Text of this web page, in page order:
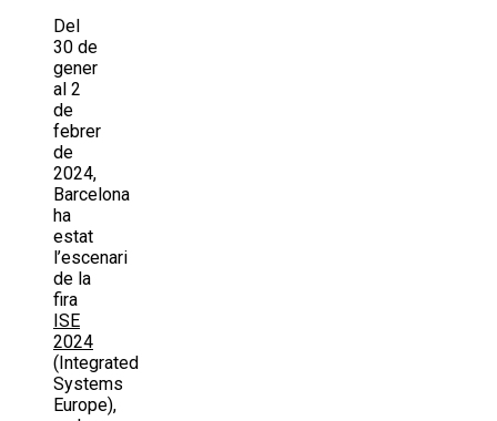
Del
30 de
gener
al 2
de
febrer
de
2024,
Barcelona
ha
estat
l’escenari
de la
fira
ISE
2024
(Integrated
Systems
Europe),